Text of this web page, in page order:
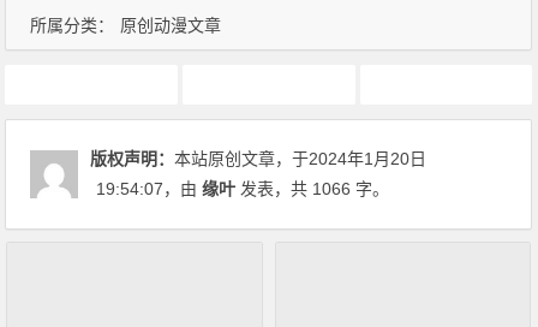
所属分类： 原创动漫文章
版权声明：本站原创文章，于2024年1月20日
19:54:07，由缘叶 发表，共 1066 字。